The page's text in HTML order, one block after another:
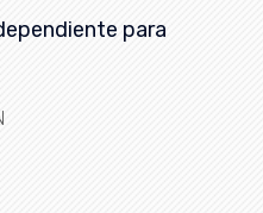
para